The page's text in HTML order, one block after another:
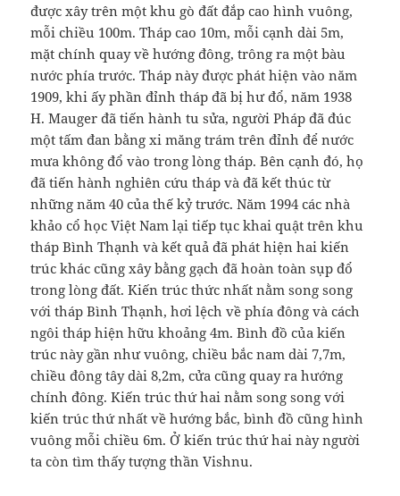
được xây trên một khu gò đất đắp cao hình vuông,
mỗi chiều 100m. Tháp cao 10m, mỗi cạnh dài 5m,
mặt chính quay về hướng đông, trông ra một bàu
nước phía trước. Tháp này được phát hiện vào năm
1909, khi ấy phần đỉnh tháp đã bị hư đổ, năm 1938
H. Mauger đã tiến hành tu sửa, người Pháp đã đúc
một tấm đan bằng xi măng trám trên đỉnh để nước
mưa không đổ vào trong lòng tháp. Bên cạnh đó, họ
đã tiến hành nghiên cứu tháp và đã kết thúc từ
những năm 40 của thế kỷ trước. Năm 1994 các nhà
khảo cổ học Việt Nam lại tiếp tục khai quật trên khu
tháp Bình Thạnh và kết quả đã phát hiện hai kiến
trúc khác cũng xây bằng gạch đã hoàn toàn sụp đổ
trong lòng đất. Kiến trúc thức nhất nằm song song
với tháp Bình Thạnh, hơi lệch về phía đông và cách
ngôi tháp hiện hữu khoảng 4m. Bình đồ của kiến
trúc này gần như vuông, chiều bắc nam dài 7,7m,
chiều đông tây dài 8,2m, cửa cũng quay ra hướng
chính đông. Kiến trúc thứ hai nằm song song với
kiến trúc thứ nhất về hướng bắc, bình đồ cũng hình
vuông mỗi chiều 6m. Ở kiến trúc thứ hai này người
ta còn tìm thấy tượng thần Vishnu.